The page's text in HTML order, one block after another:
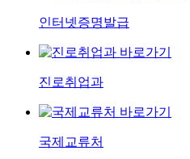
인터넷증명발급
진로취업과
국제교류처